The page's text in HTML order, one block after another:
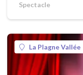
Spectacle
La Plagne Vallée